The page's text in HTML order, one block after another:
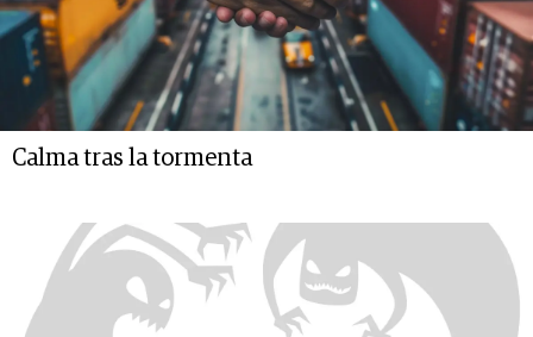
Calma tras la tormenta